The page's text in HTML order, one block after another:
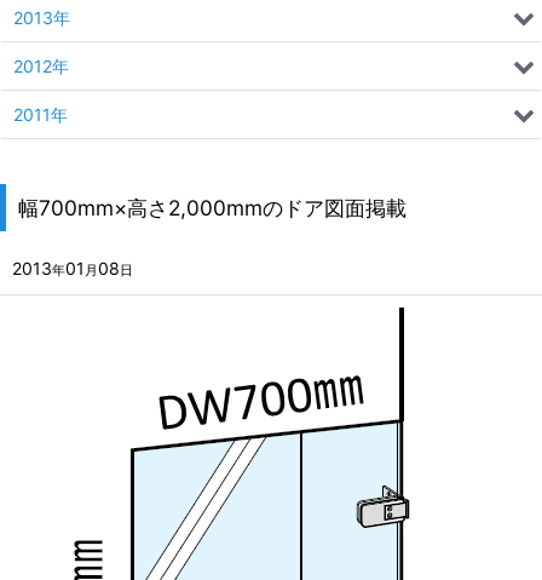
幅700mm×高さ2,000mmのドア図面掲載
2013年01 月08日
2013年
2012年
2011年